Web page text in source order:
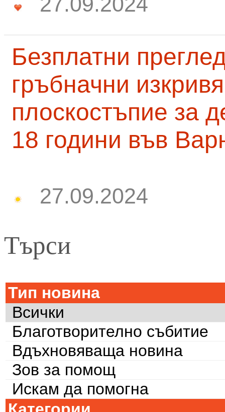
Безплатни
гръбначни
плоскостъпие за
18 години във
27.09.2024
Търси
Тип новина
Всички
Благотворително събитие
Вдъхновяваща новина
Зов за помощ
Искам да помогна